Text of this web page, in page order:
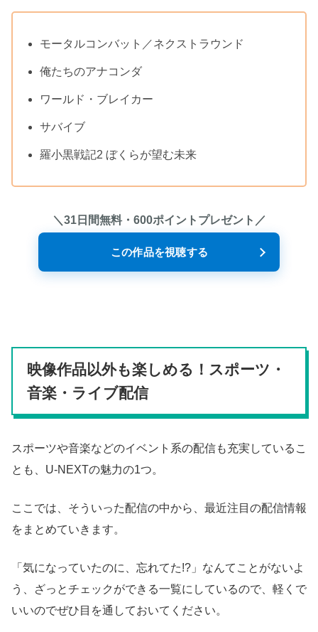
モータルコンバット／ネクストラウンド
俺たちのアナコンダ
ワールド・ブレイカー
サバイブ
羅小黒戦記2 ぼくらが望む未来
＼31日間無料・600ポイントプレゼント／
この作品を視聴する
映像作品以外も楽しめる！スポーツ・
音楽・ライブ配信
スポーツや音楽などのイベント系の配信も充実しているこ
とも、U-NEXTの魅力の1つ。
ここでは、そういった配信の中から、最近注目の配信情報
をまとめていきます。
「気になっていたのに、忘れてた!?」なんてことがないよ
う、ざっとチェックができる一覧にしているので、軽くで
いいのでぜひ目を通しておいてください。